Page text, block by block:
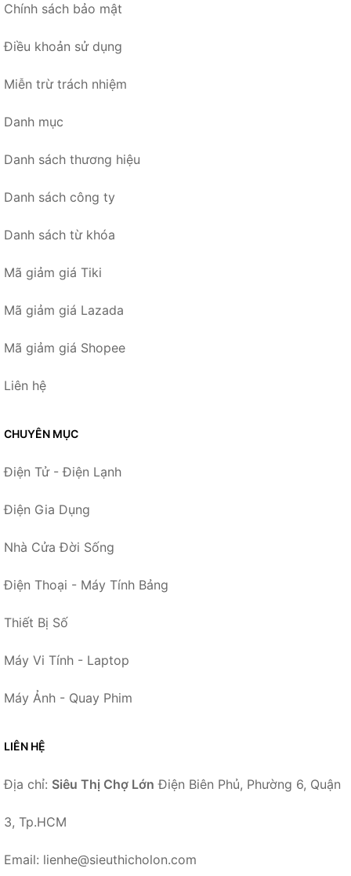
Chính sách bảo mật
Điều khoản sử dụng
Miễn trừ trách nhiệm
Danh mục
Danh sách thương hiệu
Danh sách công ty
Danh sách từ khóa
Mã giảm giá Tiki
Mã giảm giá Lazada
Mã giảm giá Shopee
Liên hệ
CHUYÊN MỤC
Điện Tử - Điện Lạnh
Điện Gia Dụng
Nhà Cửa Đời Sống
Điện Thoại - Máy Tính Bảng
Thiết Bị Số
Máy Vi Tính - Laptop
Máy Ảnh - Quay Phim
LIÊN HỆ
Địa chỉ: Siêu Thị Chợ Lớn Điện Biên Phủ, Phường 6, Quận
3, Tp.HCM
Email: lienhe@sieuthicholon.com